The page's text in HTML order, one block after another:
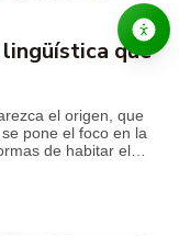
que
el origen, que
pone el foco en la
de habitar el